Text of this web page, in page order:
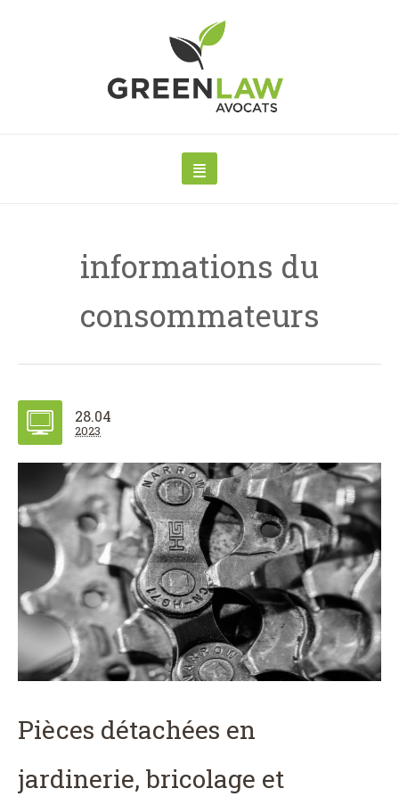
informations du
consommateurs
28.04
2023
Pièces détachées en
jardinerie, bricolage et